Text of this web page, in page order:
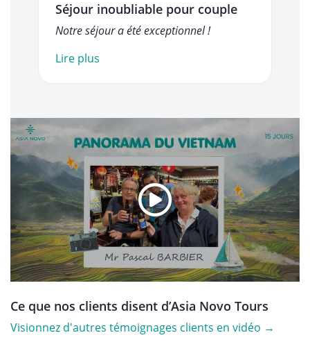
Séjour inoubliable pour couple
Notre séjour a été exceptionnel !
Lire plus
Ce que nos clients disent d’Asia Novo Tours
Visionnez d'autres témoignages clients en vidéo →